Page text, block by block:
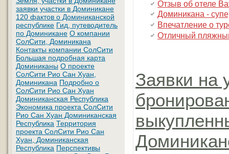
заявки участки в Доминикане
120 фактов о Доминиканской
республике Гид, путеводитель
по Доминикане О компании
СолСити, Доминикана
Контакты компании СолСити
Большая подробная карта
Доминиканы О проекте
СолСити Рио Сан Хуан,
Доминикана Подробно о
СолСити Рио Сан Хуан
Доминиканская Республика
Экономика проекта СолСити
Рио Сан Хуан Доминиканская
Республика Территория
проекта СолСити Рио Сан
Хуан, Доминиканская
Республика Перспективы
Отзыв об отеле
Доминикана -
Впечатление о
Отличный
Заявки на